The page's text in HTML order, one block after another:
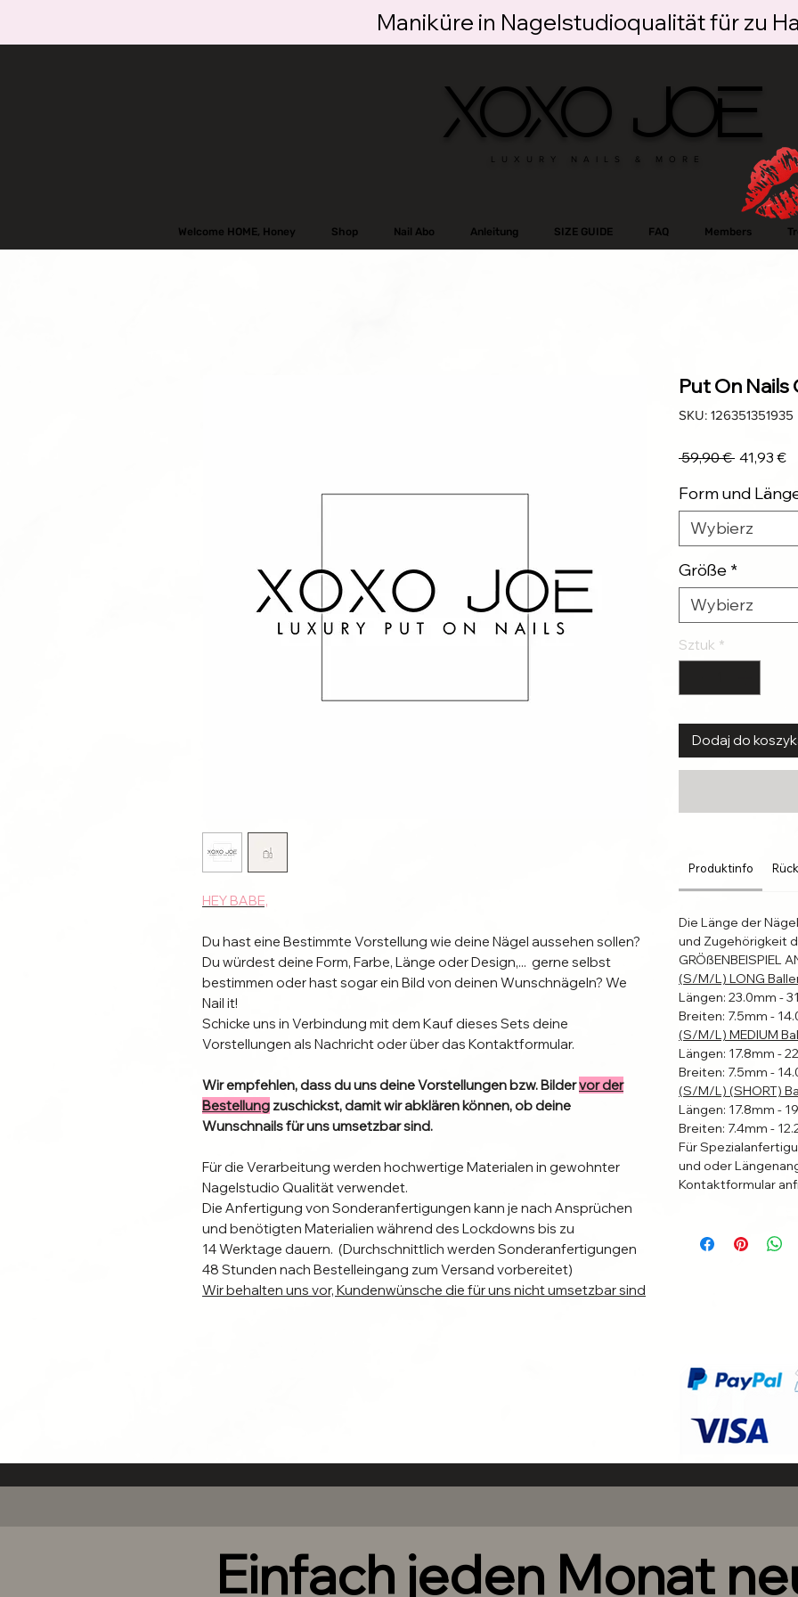
Maniküre in Nagelstudioqualität für zu
XOXO JOE
LUXURY NAILS & MORE
Welcome HOME, Honey Shop Nail Abo Anleitung SIZE GUIDE FAQ Members
HEY BABE,
Du hast eine Bestimmte Vorstellung wie deine Nägel aussehen sollen?
Du würdest deine Form, Farbe, Länge oder Design,... gerne selbst
bestimmen oder hast sogar ein Bild von deinen Wunschnägeln? We
Nail it!
Schicke uns in Verbindung mit dem Kauf dieses Sets deine
Vorstellungen als Nachricht oder über das Kontaktformular.
Wir empfehlen, dass du uns deine Vorstellungen bzw. Bildervor der
Bestellung zuschickst, damit wir abklären können, ob deine
Wunschnails für uns umsetzbar sind.
Für die Verarbeitung werden hochwertige Materialen in gewohnter
Nagelstudio Qualität verwendet.
Die Anfertigung von Sonderanfertigungen kann je nach Ansprüchen
und benötigten Materialien während des Lockdowns bis zu
14 Werktage dauern. (Durchschnittlich werden Sonderanfertigungen
48 Stunden nach Bestelleingang zum Versand vorbereitet)
Wir behalten uns vor, Kundenwünsche die für uns nicht umsetzbar sind
Put On Nails
SKU: 126351351935
59,90 € 41,93 €
Form und
Wybierz
Größe *
Wybierz
Sztuk *
Dodaj do
Produktinfo
Die Länge der
und Zugehörigkeit
GRÖßENBEISPIEL
(S/M/L) LONG
Längen: 23.0mm -
Breiten: 7.5mm -
(S/M/L) MEDIUM
Längen: 17.8mm -
Breiten: 7.5mm -
(S/M/L) (SHORT)
Längen: 17.8mm -
Breiten: 7.4mm -
Für
und oder
Kontaktformular
Einfach jeden Monat